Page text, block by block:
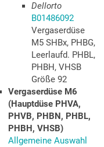
Dellorto
B01486092
Vergaserdüse
M5 SHBx, PHBG,
Leerlaufd. PHBL,
PHBH, VHSB
Größe 92
Vergaserdüse M6
(Hauptdüse PHVA,
PHVB, PHBN, PHBL,
PHBH, VHSB)
Allgemeine Auswahl